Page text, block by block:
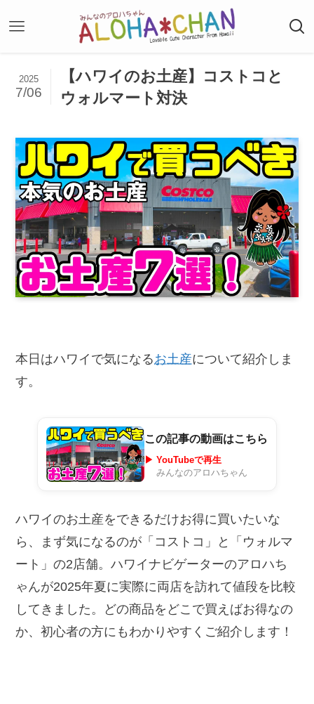
【ハワイのお土産】コストコと
ウォルマート対決
2025
7/06
本日はハワイで気になるお土産について紹介しま
す。
この記事の動画はこちら
▶ YouTubeで再生
みんなのアロハちゃん
ハワイのお土産をできるだけお得に買いたいな
ら、まず気になるのが「コストコ」と「ウォルマ
ート」の2店舗。ハワイナビゲーターのアロハち
ゃんが2025年夏に実際に両店を訪れて値段を比較
してきました。どの商品をどこで買えばお得なの
か、初心者の方にもわかりやすくご紹介します！